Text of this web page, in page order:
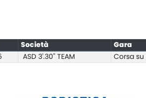
Società Gara
ASD 3'.30'' TEAM Corsa su